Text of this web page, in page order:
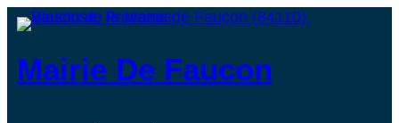
Mairie De Faucon